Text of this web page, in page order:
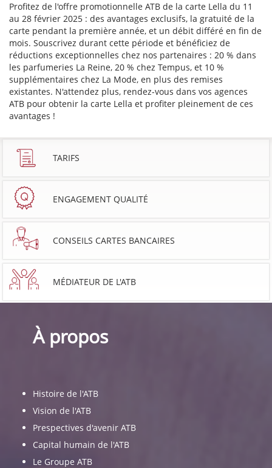
Profitez de l'offre promotionnelle ATB de la carte Lella du 11
au 28 février 2025 : des avantages exclusifs, la gratuité de la
carte pendant la première année, et un débit différé en fin de
mois. Souscrivez durant cette période et bénéficiez de
réductions exceptionnelles chez nos partenaires : 20 % dans
les parfumeries La Reine, 20 % chez Tempus, et 10 %
supplémentaires chez La Mode, en plus des remises
existantes. N'attendez plus, rendez-vous dans vos agences
ATB pour obtenir la carte Lella et profiter pleinement de ces
avantages !
TARIFS
ENGAGEMENT QUALITÉ
CONSEILS CARTES BANCAIRES
MÉDIATEUR DE L'ATB
À propos
Histoire de l'ATB
Vision de l'ATB
Prespectives d'avenir ATB
Capital humain de l'ATB
Le Groupe ATB